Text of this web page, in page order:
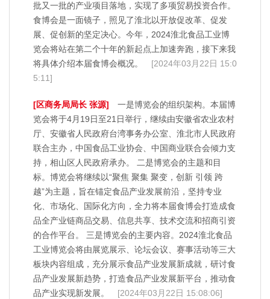
批又一批的产业项目落地，实现了多项贸易投资合作。
食博会是一面镜子，照见了淮北以开放促改革、促发
展、促创新的坚定决心。今年，2024淮北食品工业博
览会将站在第二个十年的新起点上加速奔跑，接下来我
将具体介绍本届食博会概况。
[2024年03月22日 15:0
5:11]
[区商务局局长 张源]
一是博览会的组织架构。本届博
览会将于4月19日至21日举行，继续由安徽省农业农村
厅、安徽省人民政府台湾事务办公室、淮北市人民政府
联合主办，中国食品工业协会、中国商业联合会倾力支
持，相山区人民政府承办。 二是博览会的主题和目
标。博览会将继续以“聚焦 聚集 聚变，创新 引领 跨
越”为主题，旨在锚定食品产业发展前沿，坚持专业
化、市场化、国际化方向，全力将本届食博会打造成食
品全产业链商品交易、信息共享、技术交流和招商引资
的合作平台。 三是博览会的主要内容。2024淮北食品
工业博览会将由展览展示、论坛会议、赛事活动等三大
板块内容组成，充分展示食品产业发展新成就，研讨食
品产业发展新趋势，打造食品产业发展新平台，推动食
品产业实现新发展。
[2024年03月22日 15:08:06]